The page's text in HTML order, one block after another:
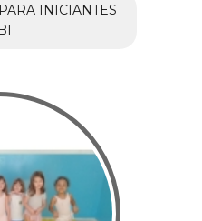
INICIANTES